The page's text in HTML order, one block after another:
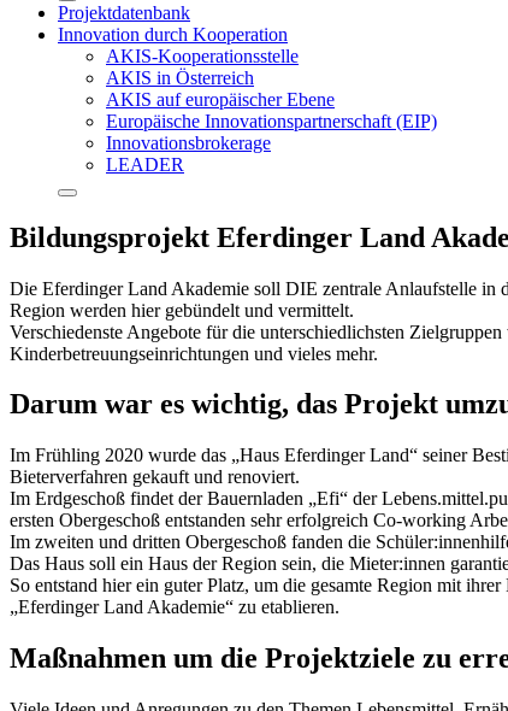
Projektdatenbank
Innovation durch Kooperation
AKIS-Kooperationsstelle
AKIS in Österreich
AKIS auf europäischer Ebene
Europäische Innovationspartnerschaft (EIP)
Innovationsbrokerage
LEADER
Bildungsprojekt Eferdinger Land
Die Eferdinger Land Akademie soll DIE zentrale Anlaufstelle in
Region werden hier gebündelt und vermittelt.
Verschiedenste Angebote für die unterschiedlichsten
Kinderbetreuungseinrichtungen und vieles mehr.
Darum war es wichtig, das Projekt
Im Frühling 2020 wurde das „Haus Eferdinger Land“ seiner
Bieterverfahren gekauft und renoviert.
Im Erdgeschoß findet der Bauernladen „Efi“ der
ersten Obergeschoß entstanden sehr erfolgreich Co-working
Im zweiten und dritten Obergeschoß fanden die
Das Haus soll ein Haus der Region sein, die Mieter:innen
So entstand hier ein guter Platz, um die gesamte Region mit
„Eferdinger Land Akademie“ zu etablieren.
Maßnahmen um die Projektziele zu